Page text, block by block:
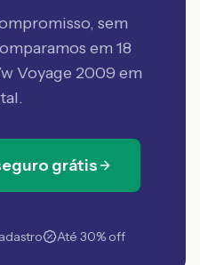
sem
em 18
Voyage 2009 em
.
grátis
Até 30% off